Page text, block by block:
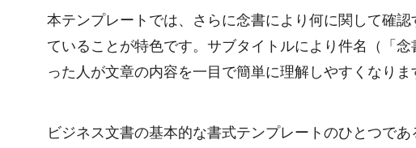
本テンプレートでは、さらに念書により何に関して確
ていることが特色です。サブタイトルにより件名（「
った人が文章の内容を一目で簡単に理解しやすくなりま
ビジネス文書の基本的な書式テンプレートのひとつであ